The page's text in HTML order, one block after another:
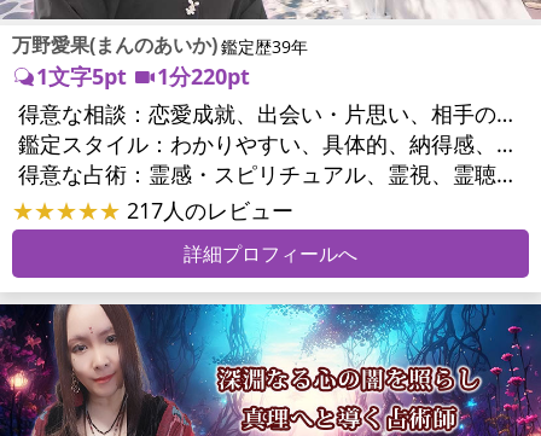
万野愛果(まんのあいか)鑑定歴39年
1文字5pt
1分220pt
得意な相談：
恋愛成就、出会い・片思い、相手の気持ち、相性、縁結び、結婚、男心・女心、二人の今後、複雑な恋愛、三角関係、略奪愛、浮気、不倫、復活愛、復縁、離婚、同性愛・LGBT、人間関係、職場の人間関係、対人関係、仕事運、適職、天職、転職、進路、就職、人生全般、使命、経営相談、人事、開業、廃業、夢、目標、ビジネスチャンス、ビジネスパートナー、パワーハラスメント、セクシャルハラスメント、家族関係、夫婦関係、家庭問題、夫婦問題、親族問題、育児・子育て、シングルマザー、ドメスティックバイオレンス、相続関係、美容、精神問題、心の問題、うつ、ストレス、いじめ、人生相談、霊的問題、ご先祖様、守護霊様、お墓参り、魂の本質、前世、来世、夢診断、ペットの気持ち、ペット交信、ペットへのヒーリング、パワーストーン選択、引越し・転居、方位、開運指導、健康運、金銭トラブル、ご近所問題、縁切り
鑑定スタイル：
わかりやすい、具体的、納得感、友達のように相談できる、聞き上手、とても話しやすい、じっくり聞いてくれる、愛にあふれ温かい、勇気をくれる、前向き・元気になれる、実力派
得意な占術：
霊感・スピリチュアル、霊視、霊聴、未来予知、前世・来世、守護霊対話、波動修正、オーラ、エネルギー調整、ソウルメイト、チャネリング、ペットの気持ち、タロット、オラクルカード、風水、姓名判断、九星気学、四柱推命、数秘術、カラー診断、夢診断、易学、手相、人相(顔相)、祈祷、祈願、縁結び、除霊、縁切り、パワーストーン、水晶、サイコロ、ヒーリング、レイキ、カウンセリング、オリジナル占術
★★★★★ 217人のレビュー
詳細プロフィールへ